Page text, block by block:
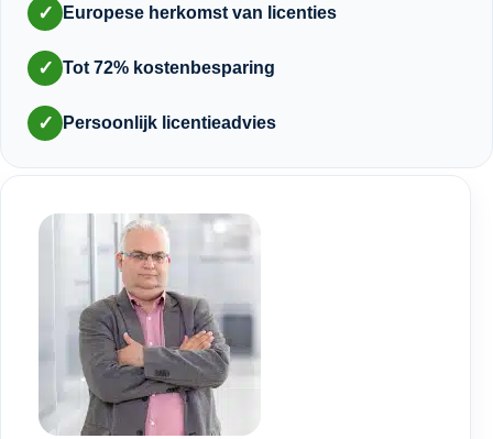
✓ Europese herkomst van licenties
✓ Tot 72% kostenbesparing
✓ Persoonlijk licentieadvies